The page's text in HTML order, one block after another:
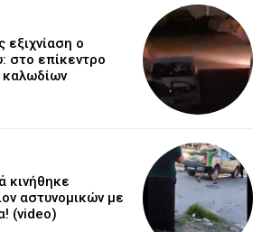
εξιχνίαση ο
στο επίκεντρο
κινήθηκε
αστυνομικών με
(video)